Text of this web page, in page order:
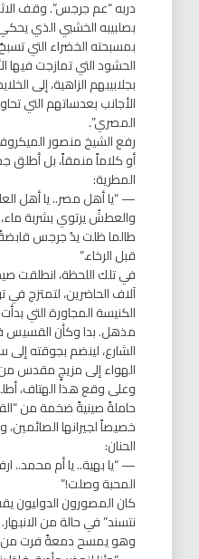
دربه “عم جرجس”. وقف
بصلبيبه الخشبي الذي
بمسبحته الخضراء التي
الحشود التي تمازجت فيها
بجلابيبهم الزاهية، إلى
الأجانب بعدساتهم التي
المصري”.
رفع الشيخ منصور
أو كلاماً منمقاً، بل أطلق
المطرية:
— “يا أهل مصر.. يا أهل
والعطشُ يرتوي بشربة ماء،
طالما ظلت يدُ جرجس
قبل الرخاء.”
في تلك اللحظة، انطلقت
آلاف الحاضرين، لتمتزج
الكنيسة المجاورة التي
مذهل. بدا وكأن القسيس
الشارع، لينضم بجوقته
الهواء إلى مزيجٍ مقدس من
وعلى وقع هذا الهتاف،
حاملةً صينيةً ضخمة من
خصيصاً لجيرانها
الحنان:
— “يا بهية.. يا أم محمد..
المحبة وصلت!”
كان المصورون الدوليون
نتسند” في حالة من
وهو يمسح دمعةً فرت من